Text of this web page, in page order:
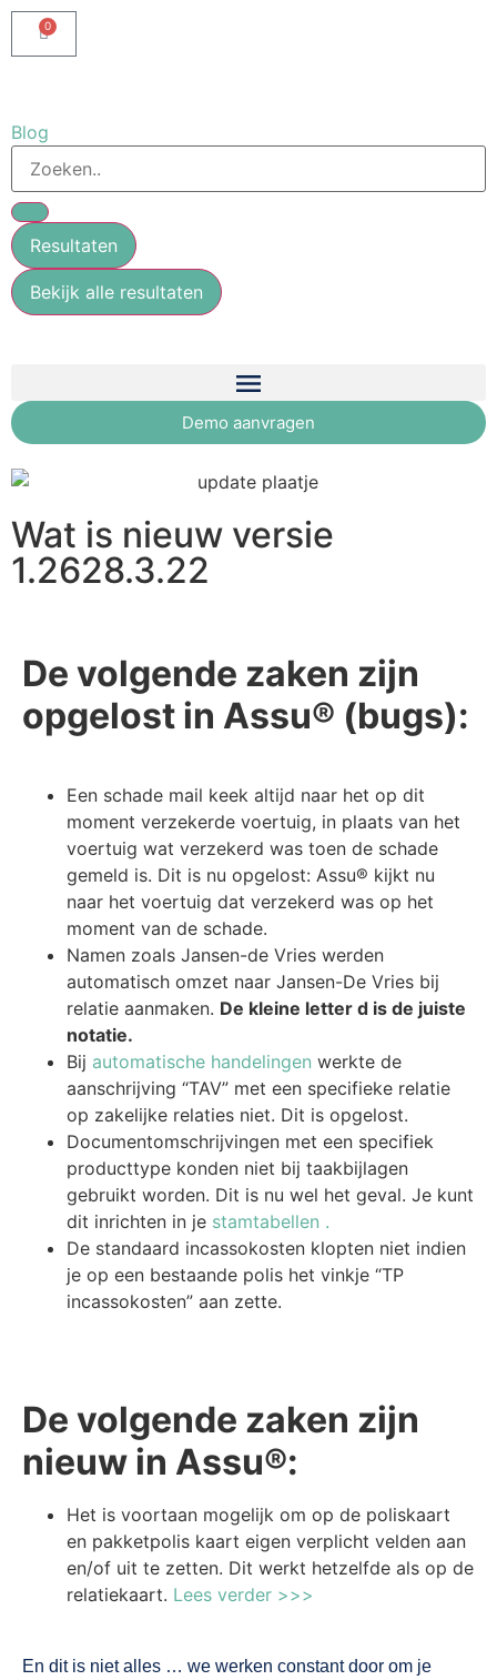
0
Blog
Resultaten
Bekijk alle resultaten
Demo aanvragen
Wat is nieuw versie
1.2628.3.22
De volgende zaken zijn
opgelost in Assu® (bugs):
Een schade mail keek altijd naar het op dit
moment verzekerde voertuig, in plaats van het
voertuig wat verzekerd was toen de schade
gemeld is. Dit is nu opgelost: Assu® kijkt nu
naar het voertuig dat verzekerd was op het
moment van de schade.
Namen zoals Jansen-de Vries werden
automatisch omzet naar Jansen-De Vries bij
relatie aanmaken. De kleine letter d is de juiste
notatie.
Bij automatische handelingen werkte de
aanschrijving “TAV” met een specifieke relatie
op zakelijke relaties niet. Dit is opgelost.
Documentomschrijvingen met een specifiek
producttype konden niet bij taakbijlagen
gebruikt worden. Dit is nu wel het geval. Je kunt
dit inrichten in je stamtabellen .
De standaard incassokosten klopten niet indien
je op een bestaande polis het vinkje “TP
incassokosten” aan zette.
De volgende zaken zijn
nieuw in Assu®:
Het is voortaan mogelijk om op de poliskaart
en pakketpolis kaart eigen verplicht velden aan
en/of uit te zetten. Dit werkt hetzelfde als op de
relatiekaart. Lees verder >>>
En dit is niet alles … we werken constant door om je